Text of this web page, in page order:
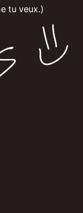
tu veux.)